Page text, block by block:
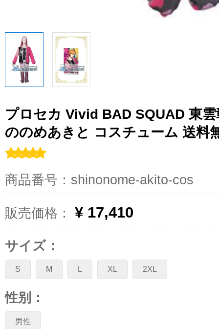
プロセカ Vivid BAD SQUAD 東
ののめあきと コスチューム 送料
商品番号：shinonome-akito-cos
販売価格： ¥ 17,410
サイズ：
S M L XL 2XL
性别：
男性